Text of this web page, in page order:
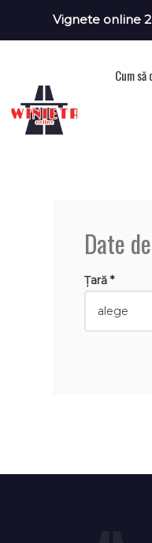
Vignete online
Cum
Date
Țară *